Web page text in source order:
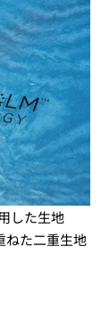
した生地
ねた二重生地